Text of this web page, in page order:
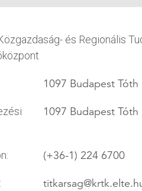
és Regionális
1097 Budapest Tóth
1097 Budapest Tóth
(+36-1) 224 6700
titkarsag